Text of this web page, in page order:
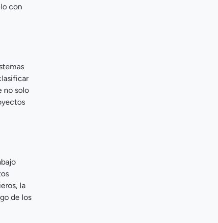
con
no solo
la
de los